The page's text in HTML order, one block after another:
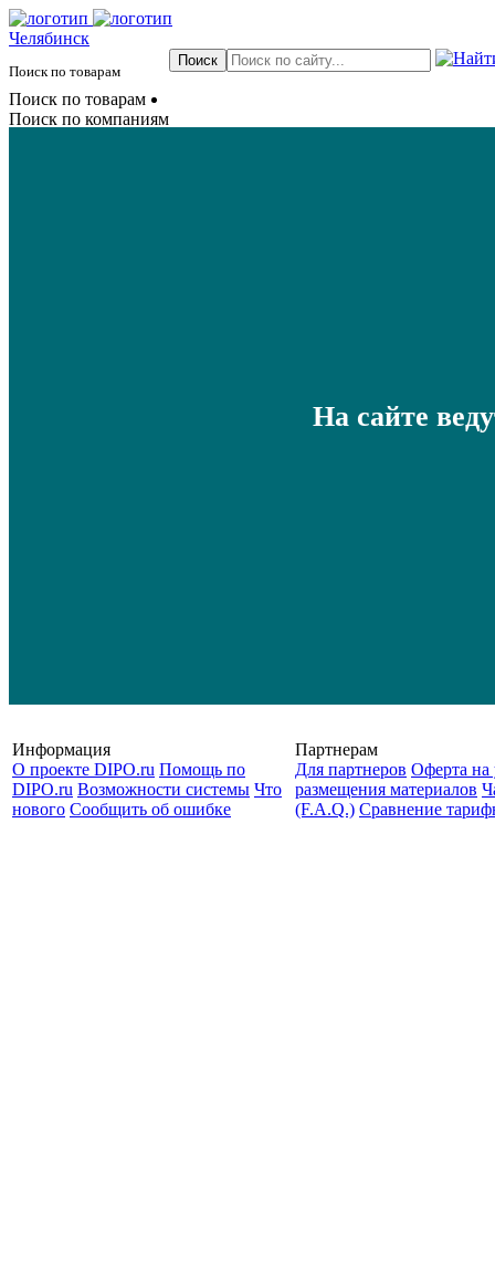
Челябинск
Поиск по товарам
Поиск по товарам
Поиск по компаниям
На сайте
Информация
О проекте DIPO.ru Помощь по
DIPO.ru Возможности системы Что
нового Сообщить об ошибке
Партнерам
Для партнеров Оферта на
размещения материалов
(F.A.Q.) Cравнение